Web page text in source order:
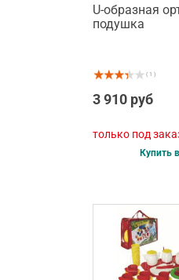
U-образная
подушка
( 1 )
3 910 руб
только под
Купить